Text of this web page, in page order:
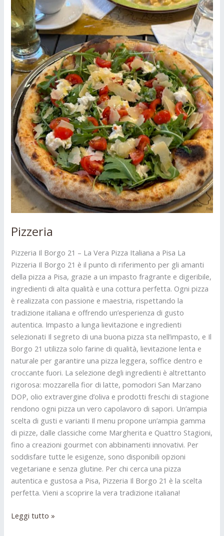
Pizzeria
Pizzeria Il Borgo 21 – La Vera Pizza Italiana a Pisa La
Pizzeria Il Borgo 21 è il punto di riferimento per gli amanti
della pizza a Pisa, grazie a un impasto fragrante e digeribile,
ingredienti di alta qualità e una cottura perfetta. Ogni pizza
è realizzata con passione e maestria, rispettando la
tradizione italiana e offrendo un’esperienza di gusto
autentica. Impasto a lunga lievitazione e ingredienti
selezionati Il segreto di una buona pizza sta nell’impasto, e Il
Borgo 21 utilizza solo farine di qualità, lievitazione lenta e
naturale per garantire una pizza leggera, soffice dentro e
croccante fuori. La selezione degli ingredienti è altrettanto
rigorosa: mozzarella fior di latte, pomodori San Marzano
DOP, olio extravergine d’oliva e prodotti freschi di stagione
rendono ogni pizza un vero capolavoro di sapori. Un’ampia
scelta di gusti e varianti Il menu propone un’ampia gamma
di pizze, dalle classiche come Margherita e Quattro Stagioni,
fino a creazioni gourmet con abbinamenti innovativi. Per
soddisfare tutte le esigenze, sono disponibili opzioni
vegetariane e senza glutine. Per chi cerca una pizza
autentica e gustosa a Pisa, Pizzeria Il Borgo 21 è la scelta
perfetta. Vieni a scoprire la vera tradizione italiana!
Leggi tutto »